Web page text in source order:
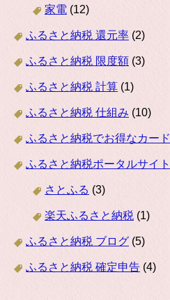
家電 (12)
ふるさと納税 還元率 (2)
ふるさと納税 限度額 (3)
ふるさと納税 計算 (1)
ふるさと納税 仕組み (10)
ふるさと納税でお得なカード
ふるさと納税ポータルサイト
さとふる (3)
楽天ふるさと納税 (1)
ふるさと納税 ブログ (5)
ふるさと納税 確定申告 (4)